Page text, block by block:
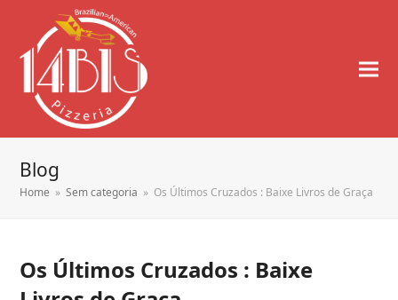
Blog
Home » Sem categoria » Os Últimos Cruzados : Baixe Livros de Graça
Os Últimos Cruzados : Baixe